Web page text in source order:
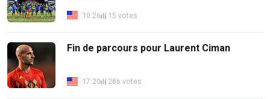
10:26 15 votes
Fin de parcours pour Laurent Ciman
17:20 286 votes